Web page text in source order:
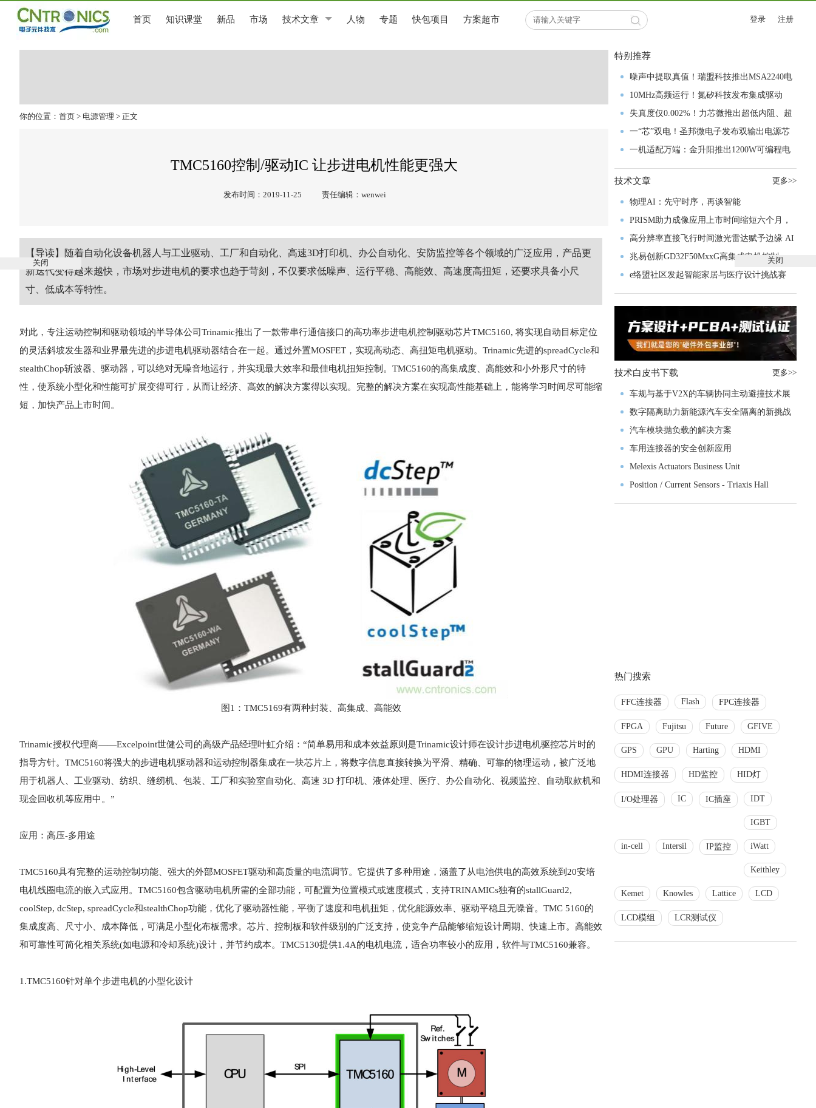
首页 知识课堂 新品 市场 技术文章 人物 专题 快包项目 方案超市 登录 注册
你的位置： 首页 > 电源管理 > 正文
TMC5160控制/驱动IC 让步进电机性能更强大
发布时间：2019-11-25 责任编辑：wenwei
【导读】随着自动化设备机器人与工业驱动、工厂和自动化、高速3D打印机、办公自动化、安防监控等各个领域的广泛应用，产品更
新迭代变得越来越快，市场对步进电机的要求也趋于苛刻，不仅要求低噪声、运行平稳、高能效、高速度高扭矩，还要求具备小尺
寸、低成本等特性。
对此，专注运动控制和驱动领域的半导体公司Trinamic推出了一款带串行通信接口的高功率步进电机控制驱动芯片TMC5160, 将实现自动目标定位
的灵活斜坡发生器和业界最先进的步进电机驱动器结合在一起。通过外置MOSFET，实现高动态、高扭矩电机驱动。Trinamic先进的spreadCycle和
stealthChop斩波器、驱动器，可以绝对无噪音地运行，并实现最大效率和最佳电机扭矩控制。TMC5160的高集成度、高能效和小外形尺寸的特
性，使系统小型化和性能可扩展变得可行，从而让经济、高效的解决方案得以实现。完整的解决方案在实现高性能基础上，能将学习时间尽可能缩
短，加快产品上市时间。
图1：TMC5169有两种封装、高集成、高能效
Trinamic授权代理商——Excelpoint世健公司的高级产品经理叶虹介绍：“简单易用和成本效益原则是Trinamic设计师在设计步进电机驱控芯片时的
指导方针。TMC5160将强大的步进电机驱动器和运动控制器集成在一块芯片上，将数字信息直接转换为平滑、精确、可靠的物理运动，被广泛地
用于机器人、工业驱动、纺织、缝纫机、包装、工厂和实验室自动化、高速 3D 打印机、液体处理、医疗、办公自动化、视频监控、自动取款机和
现金回收机等应用中。”
应用：高压-多用途
TMC5160具有完整的运动控制功能、强大的外部MOSFET驱动和高质量的电流调节。它提供了多种用途，涵盖了从电池供电的高效系统到20安培
电机线圈电流的嵌入式应用。TMC5160包含驱动电机所需的全部功能，可配置为位置模式或速度模式，支持TRINAMICs独有的stallGuard2,
coolStep, dcStep, spreadCycle和stealthChop功能，优化了驱动器性能，平衡了速度和电机扭矩，优化能源效率、驱动平稳且无噪音。TMC 5160的
集成度高、尺寸小、成本降低，可满足小型化布板需求。芯片、控制板和软件级别的广泛支持，使竞争产品能够缩短设计周期、快速上市。高能效
和可靠性可简化相关系统(如电源和冷却系统)设计，并节约成本。TMC5130提供1.4A的电机电流，适合功率较小的应用，软件与TMC5160兼容。
1.TMC5160针对单个步进电机的小型化设计
特别推荐
噪声中提取真值！瑞盟科技推出MSA2240电
流检测芯片赋能多元高端测量场景
10MHz高频运行！氮矽科技发布集成驱动
GaN芯片，助力电源能效再攀新高
失真度仅0.002%！力芯微推出超低内阻、超
低失真4PST模拟开关
一“芯”双电！圣邦微电子发布双输出电源芯
片，简化AFE与音频设计
一机适配万端：金升阳推出1200W可编程电
源，赋能高端装备制造
技术文章 更多>>
物理AI：先守时序，再谈智能
PRISM助力成像应用上市时间缩短六个月，
实战指南一文解读
高分辨率直接飞行时间激光雷达赋予边缘 AI
空间感知能力
兆易创新GD32F50MxxG高集成电机控制
MCU发布，赋能人形机器人关节驱动革新
e络盟社区发起智能家居与医疗设计挑战赛
技术白皮书下载 更多>>
车规与基于V2X的车辆协同主动避撞技术展
望
数字隔离助力新能源汽车安全隔离的新挑战
汽车模块抛负载的解决方案
车用连接器的安全创新应用
Melexis Actuators Business Unit
Position / Current Sensors - Triaxis Hall
热门搜索
FFC连接器 Flash FPC连接器
FPGA Fujitsu Future GFIVE
GPS GPU Harting HDMI
HDMI连接器 HD监控 HID灯
I/O处理器 IC IC插座 IDT
IGBT
in-cell Intersil IP监控 iWatt
Keithley
Kemet Knowles Lattice LCD
LCD模组 LCR测试仪
关闭 关闭